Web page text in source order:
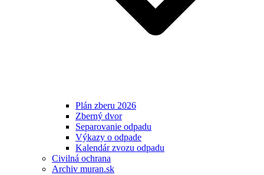
Plán zberu 2026
Zberný dvor
Separovanie odpadu
Výkazy o odpade
Kalendár zvozu odpadu
Civilná ochrana
Archiv muran.sk